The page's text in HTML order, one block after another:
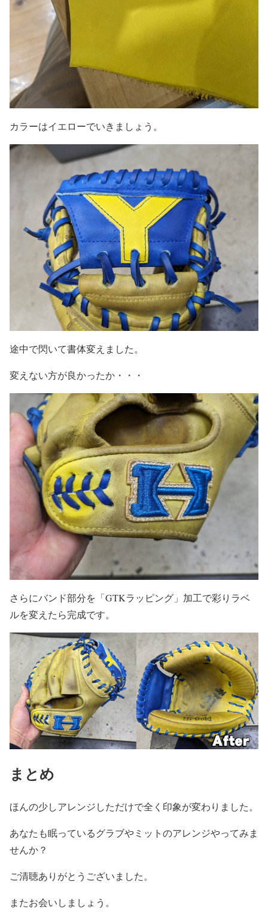
カラーはイエローでいきましょう。
途中で閃いて書体変えました。
変えない方が良かったか・・・
さらにバンド部分を「GTKラッピング」加工で彩りラベ
ルを変えたら完成です。
まとめ
ほんの少しアレンジしただけで全く印象が変わりました。
あなたも眠っているグラブやミットのアレンジやってみま
せんか？
ご清聴ありがとうございました。
またお会いしましょう。